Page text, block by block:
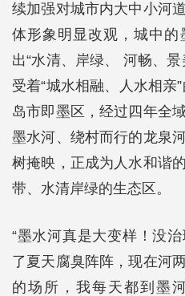
续加强对城市内大中小河
体形象明显改观，城中
出“水清、岸绿、 河畅、
受着“城水相融、人水相亲
岛市即墨区，经过四年全
墨水河、绕村而行的龙泉
树掩映，正成为人水和谐
带、水清岸绿的生态区。
“墨水河真是大变样！没
了夏天腐臭阵阵，现在河
的场所，我每天都到墨